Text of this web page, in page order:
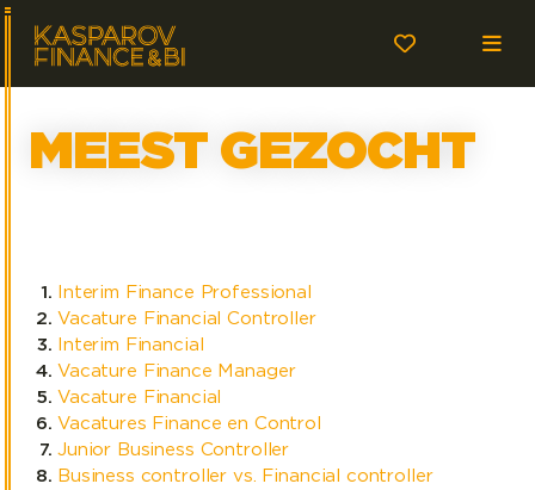
MEEST GEZOCHT
Interim Finance Professional
Vacature Financial Controller
Interim Financial
Vacature Finance Manager
Vacature Financial
Vacatures Finance en Control
Junior Business Controller
Business controller vs. Financial controller